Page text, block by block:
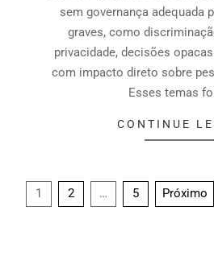
sem governança adequada
graves, como
privacidade, decisões
com impacto direto sobre
Esses temas
CONTINUE
1 2 … 5 Próximo